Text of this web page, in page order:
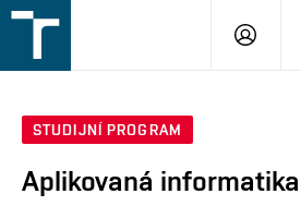
v
STUDIJNÍ PROGRAM
Aplikovaná